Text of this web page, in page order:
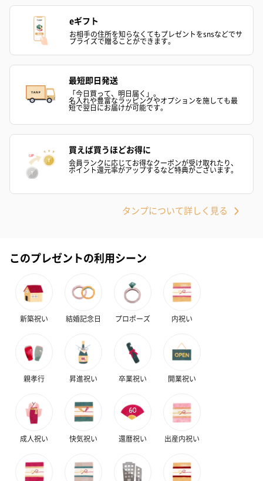
eギフト
お相手の住所を知らなくてもプレゼントをsnsなどでサ
プライズで贈ることができます。
最短即日発送
「今日買って、明日届く」。
名入れや豊富なラッピングやオプションを施しても最
短で翌日にお届けが可能です。
買えば買うほどお得に
会員ランクに応じてお得なクーポンが受け取れたり、
ポイント還元率がアップするなど特典がございます。
タンプについて詳しく見る
このプレゼントの利用シーン
新築祝い 結婚記念日 プロポーズ 内祝い
親孝行 昇進祝い 卒業祝い 開業祝い
成人祝い 快気祝い 還暦祝い 出産内祝い